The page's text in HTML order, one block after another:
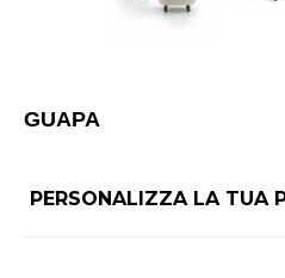
GUAPA
PERSONALIZZA LA TUA